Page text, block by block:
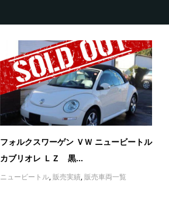
フォルクスワーゲン ＶＷ ニュービートル
カブリオレ ＬＺ 黒...
ニュービートル,販売実績,販売車両一覧